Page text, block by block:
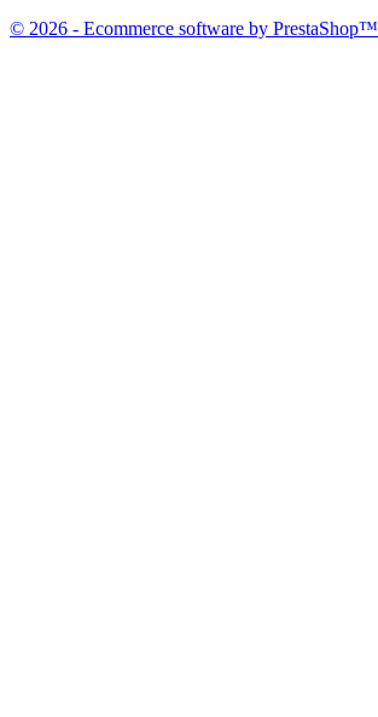
© 2026 - Ecommerce software by PrestaShop™